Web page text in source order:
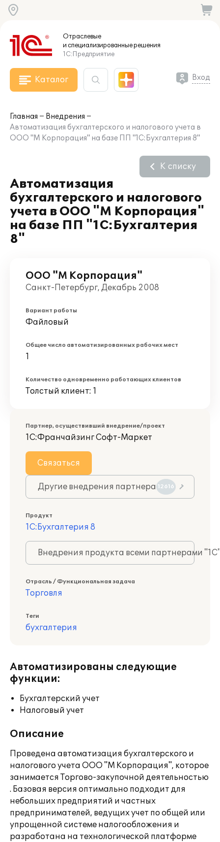
Отраслевые
и специализированныерешения
1С:Предприятие
Каталог Вход
Главная
Внедрения
Автоматизация бухгалтерского и налогового учета в
ООО "М Корпорация" на базе ПП "1С:Бухгалтерия 8"
Автоматизация
бухгалтерского и налогового
учета в ООО "М Корпорация"
на базе ПП "1С:Бухгалтерия
8"
К списку
ООО "М Корпорация"
Санкт-Петербург, Декабрь 2008
Вариант работы
Файловый
Общее число автоматизированных рабочих мест
1
Количество одновременно работающих клиентов
Толстый клиент: 1
Партнер, осуществивший внедрение/проект
1С:Франчайзинг Софт-Маркет
Связаться
Другие внедрения партнера 12616
Продукт
1С:Бухгалтерия 8
Внедрения продукта всеми партнерами
Отрасль / Функциональная задача
Торговля
Теги
бухгалтерия
Автоматизированы следующие
функции:
Бухгалтерский учет
Налоговый учет
Описание
Проведена автоматизация бухгалтерского и
налогового учета ООО "М Корпорация", которое
занимается Торгово-закупочной деятельностью
. Базовая версия оптимально подходит для
небольших предприятий и частных
предпринимателей, ведущих учет по общей или
упрощенной системе налогообложения и
разработана на технологической платформе